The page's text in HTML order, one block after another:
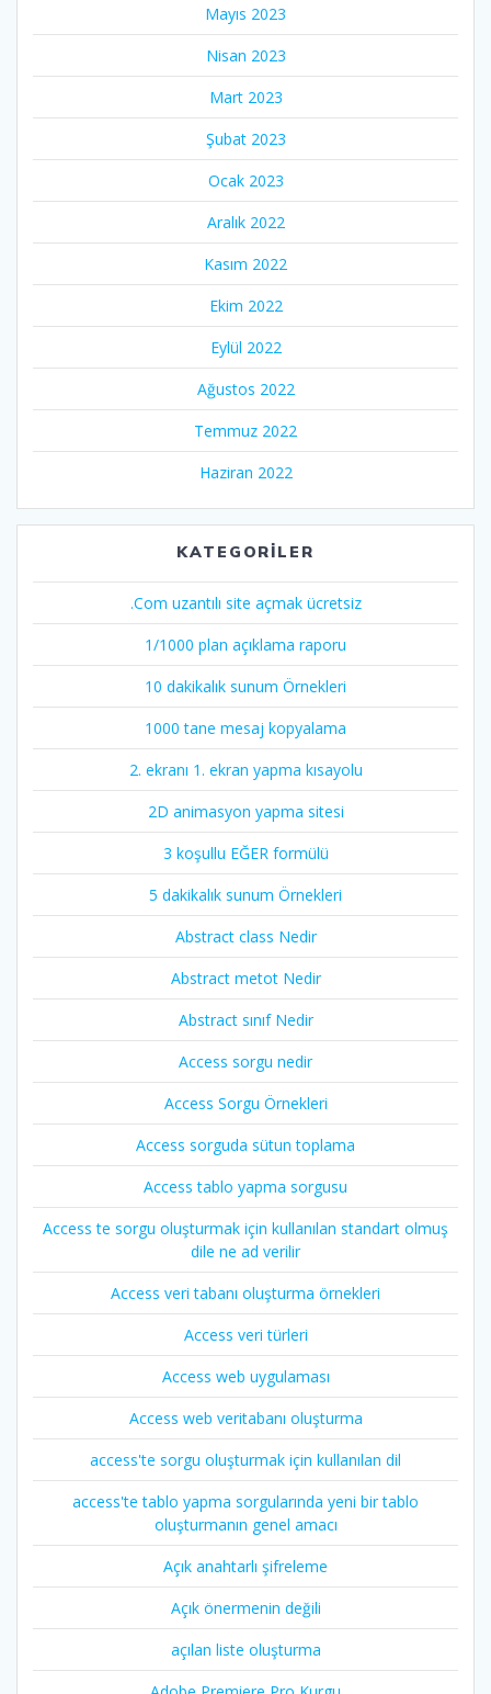
Mayıs 2023
Nisan 2023
Mart 2023
Şubat 2023
Ocak 2023
Aralık 2022
Kasım 2022
Ekim 2022
Eylül 2022
Ağustos 2022
Temmuz 2022
Haziran 2022
KATEGORILER
.Com uzantılı site açmak ücretsiz
1/1000 plan açıklama raporu
10 dakikalık sunum Örnekleri
1000 tane mesaj kopyalama
2. ekranı 1. ekran yapma kısayolu
2D animasyon yapma sitesi
3 koşullu EĞER formülü
5 dakikalık sunum Örnekleri
Abstract class Nedir
Abstract metot Nedir
Abstract sınıf Nedir
Access sorgu nedir
Access Sorgu Örnekleri
Access sorguda sütun toplama
Access tablo yapma sorgusu
Access te sorgu oluşturmak için kullanılan standart olmuş
dile ne ad verilir
Access veri tabanı oluşturma örnekleri
Access veri türleri
Access web uygulaması
Access web veritabanı oluşturma
access'te sorgu oluşturmak için kullanılan dil
access'te tablo yapma sorgularında yeni bir tablo
oluşturmanın genel amacı
Açık anahtarlı şifreleme
Açık önermenin değili
açılan liste oluşturma